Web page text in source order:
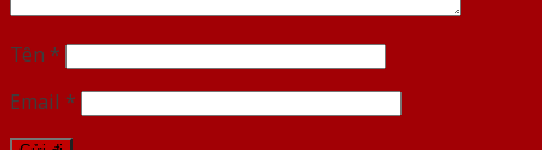
Tên *
Email *